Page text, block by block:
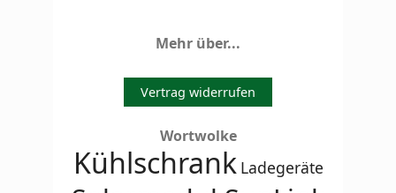
Mehr über...
Vertrag widerrufen
Wortwolke
Kühlschrank Ladegeräte